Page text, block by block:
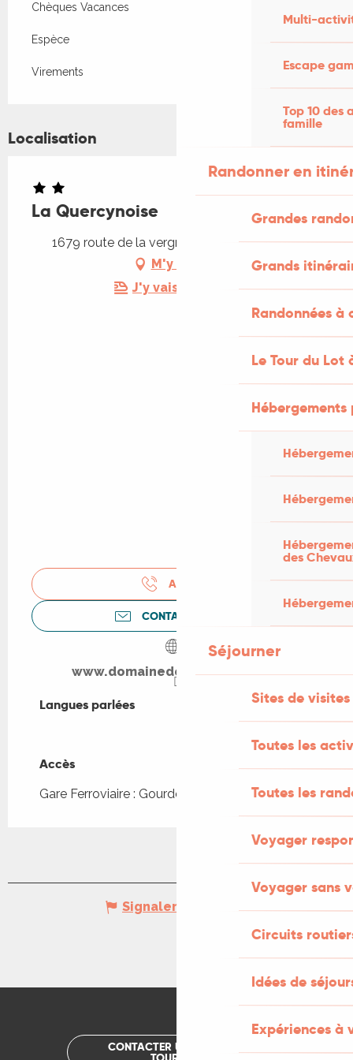
Multi-
Escape
Top 10 des
famille
Randonner en
Grandes
Grands
Randonnées
Le Tour du Lot
des
Séjourner
Sites de visites
Toutes les
Toutes les
Voyager
Voyager sans
Circuits
Idées de
Expériences à
Chèques Vacances
Espèce
Virements
Localisation
La Quercynoise
1679 route de la vergnolle, 46300 Le Vigan
M'y rendre
J'y vais en train !
APPELER
CONTACTEZ-NOUS
www.domainedelamarandine.fr
Langues parlées
Langues parlées
Accès
Accès
Gare Ferroviaire : Gourdon à 4km
Signaler une erreur
CONTACTER UN OFFICE DE